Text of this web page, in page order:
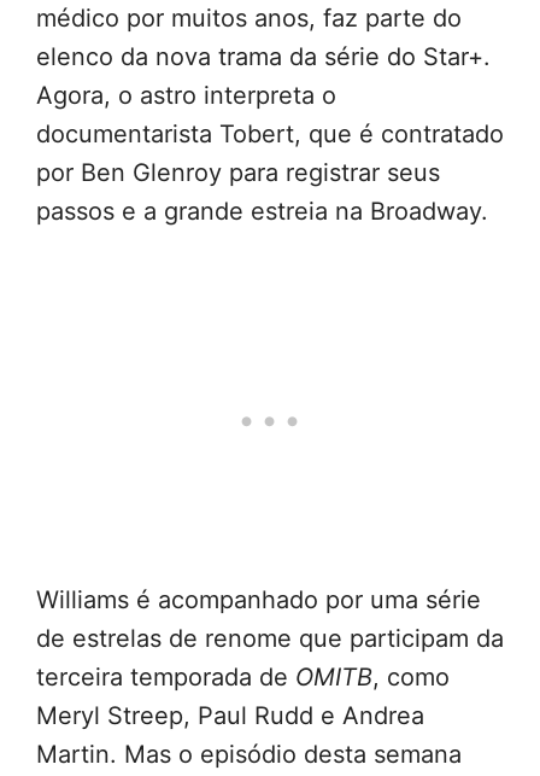
médico por muitos anos, faz parte do
elenco da nova trama da série do Star+.
Agora, o astro interpreta o
documentarista Tobert, que é contratado
por Ben Glenroy para registrar seus
passos e a grande estreia na Broadway.
Williams é acompanhado por uma série
de estrelas de renome que participam da
terceira temporada de OMITB, como
Meryl Streep, Paul Rudd e Andrea
Martin. Mas o episódio desta semana